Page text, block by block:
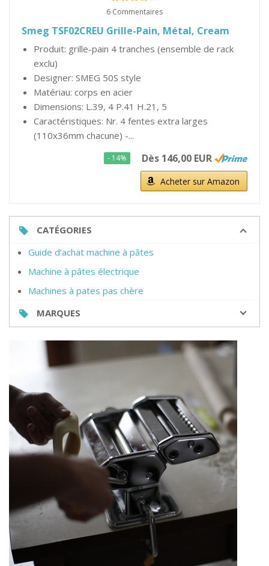
6 Commentaires
Smeg TSF02CREU Grille-Pain, Métal, Cream
Produit: grille-pain 4 tranches (ensemble de rack
exclu)
Designer: SMEG 50S style
Matériau: corps en acier
Dimensions: L.39, 4 P.41 H.21, 5
Caractéristiques: Nr. 4 fentes extra larges
(110x36mm chacune) -...
- 14% Dès 146,00 EUR
Acheter sur Amazon
CATÉGORIES
Guide d’achat machine à pâtes
Machine à pâtes électrique
Machines à pates pas chère
MARQUES